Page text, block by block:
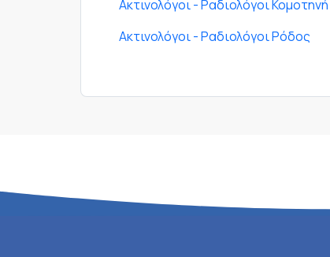
Ακτινολόγοι - Ραδιολόγοι Κομοτηνή
Ακτινολόγοι - Ραδιολόγοι Ρόδος